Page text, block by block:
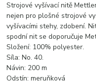
Strojové vyšívací nitě
nejen pro plošné strojové
vyšívacími stehy, zdobení.
spodní nit se doporučuje
Složení: 100% polyester.
Síla: No. 40.
Návin: 200 m
Odstín: meruňková